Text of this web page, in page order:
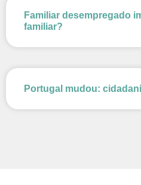
Familiar desempregado
familiar?
Portugal mudou: